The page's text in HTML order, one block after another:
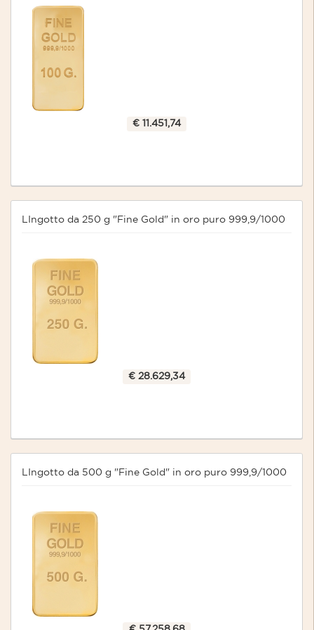
€ 11.451,74
LIngotto da 250 g "Fine Gold" in oro puro 999,9/1000
€ 28.629,34
LIngotto da 500 g "Fine Gold" in oro puro 999,9/1000